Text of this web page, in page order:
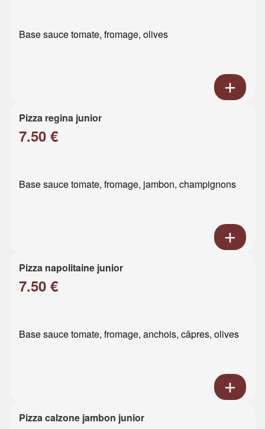
Base sauce tomate, fromage, olives
Pizza regina junior
7.50 €
Base sauce tomate, fromage, jambon, champignons
Pizza napolitaine junior
7.50 €
Base sauce tomate, fromage, anchois, câpres, olives
Pizza calzone jambon junior